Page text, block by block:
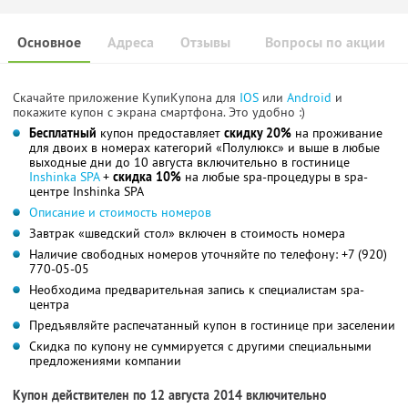
Основное Отзывы Вопросы по акции
Адреса
Скачайте приложение КупиКупона для IOS или Android и
покажите купон с экрана смартфона. Это удобно :)
Бесплатный купон предоставляет скидку 20% на проживание
для двоих в номерах категорий «Полулюкс» и выше в любые
выходные дни до 10 августа включительно в гостинице
Inshinka SPA+ скидка 10% на любые spa-процедуры в spa-
центре Inshinka SPA
Описание и стоимость номеров
Завтрак «шведский стол» включен в стоимость номера
Наличие свободных номеров уточняйте по телефону: +7 (920)
770-05-05
Необходима предварительная запись к специалистам spa-
центра
Предъявляйте распечатанный купон в гостинице при заселении
Скидка по купону не суммируется с другими специальными
предложениями компании
Купон действителен по 12 августа 2014 включительно